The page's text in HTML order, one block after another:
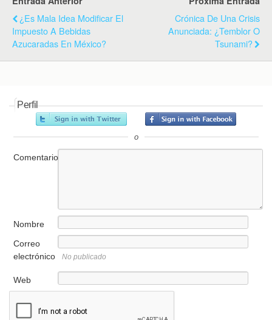
¿Es Mala Idea Modificar El
Impuesto A Bebidas
Azucaradas En México?
Crónica De Una Crisis
Anunciada: ¿temblor O
Tsunami?
Perfil
o
Comentario
Nombre
Correo
electrónico
No publicado
Web